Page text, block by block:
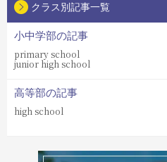
クラス別記事一覧
小中学部の記事
primary school
junior high school
高等部の記事
high school